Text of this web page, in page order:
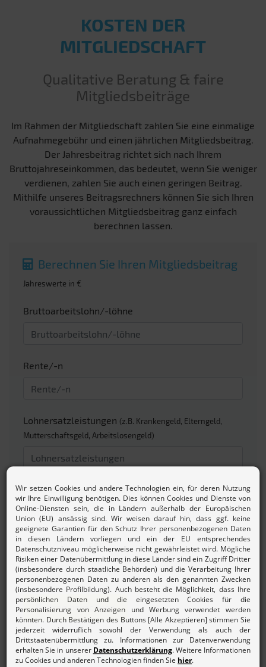
KOSTEN DER
MITGLIEDSCHAFT
Qualitative Beratung & faire
Mitgliedsbeiträge
Im Rahmen der Mitgliedschaft zahlen Sie eine einmalige
Aufnahmegebühr und einen jährlichen Mitgliedsbeitrag.
Der Jahresbeitrag richtet sich nach Ihrem
Bruttojahreseinkommen, das bedeutet, wenn Sie weniger
verdienen, zahlen Sie auch einen geringen Beitrag.
Mithilfe unseres Beitragsrechners können Sie sich Ihren
voraussichtlichen Mitgliedsbeitrag ganz einfach
berechnen lassen.
Berechnen Sie Ihren Mitgliedsbeitrag
Jahreswerte in €
Bruttoarbeitslohn/-löhne
Rente/-n
Lohnersatzleistungen (z.B. Krankengeld, Elterngeld,
Mutterschaftsgeld, Arbeitslosengeld)
Mieteinnahmen oder höhere Werbungskosten
Zinsen/Dividenden
Beitrag berechnen
Mehr zurBeitragsordnung und den Gebühren des
Lohnsteuerhilfevereins.